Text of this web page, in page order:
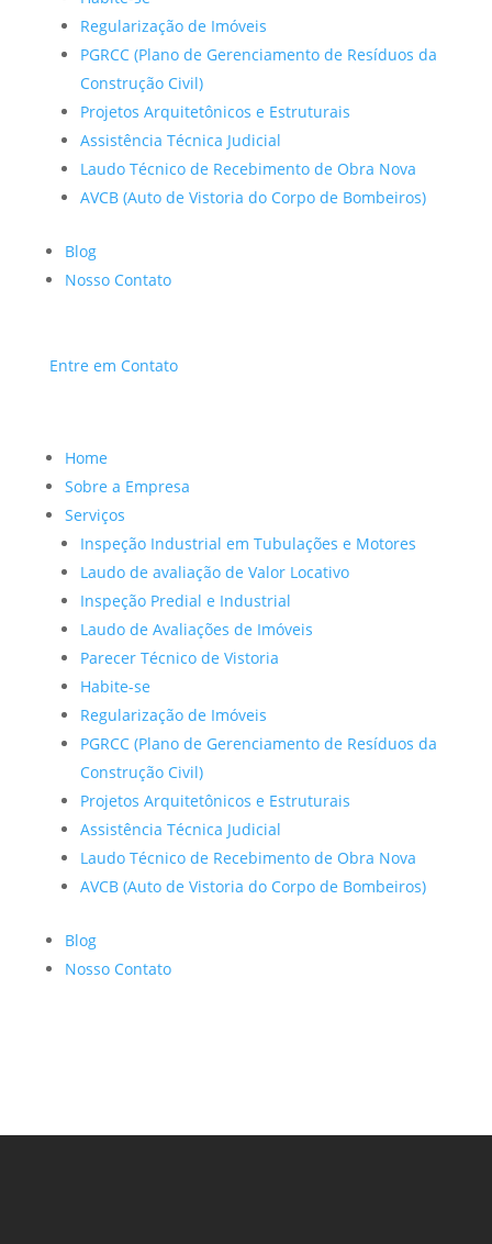
Regularização de Imóveis
PGRCC (Plano de Gerenciamento de Resíduos da
Construção Civil)
Projetos Arquitetônicos e Estruturais
Assistência Técnica Judicial
Laudo Técnico de Recebimento de Obra Nova
AVCB (Auto de Vistoria do Corpo de Bombeiros)
Blog
Nosso Contato
Entre em Contato
Home
Sobre a Empresa
Serviços
Inspeção Industrial em Tubulações e Motores
Laudo de avaliação de Valor Locativo
Inspeção Predial e Industrial
Laudo de Avaliações de Imóveis
Parecer Técnico de Vistoria
Habite-se
Regularização de Imóveis
PGRCC (Plano de Gerenciamento de Resíduos da
Construção Civil)
Projetos Arquitetônicos e Estruturais
Assistência Técnica Judicial
Laudo Técnico de Recebimento de Obra Nova
AVCB (Auto de Vistoria do Corpo de Bombeiros)
Blog
Nosso Contato